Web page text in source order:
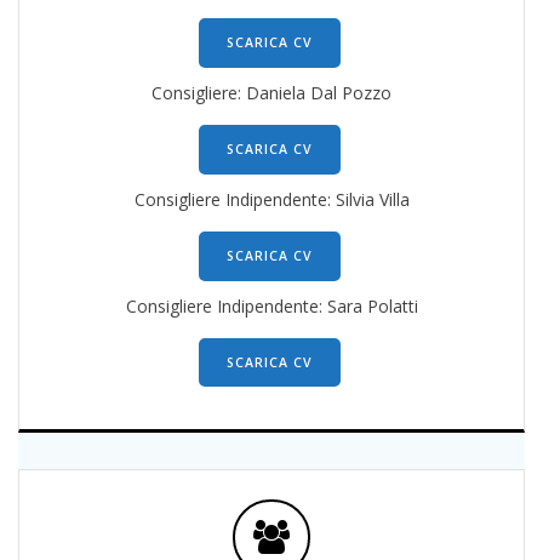
SCARICA CV
Consigliere: Daniela Dal Pozzo
SCARICA CV
Consigliere Indipendente: Silvia Villa
SCARICA CV
Consigliere Indipendente: Sara Polatti
SCARICA CV